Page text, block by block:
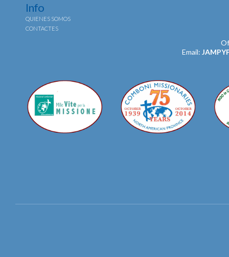
Info
QUIENES SOMOS
CONTACTES
Email: